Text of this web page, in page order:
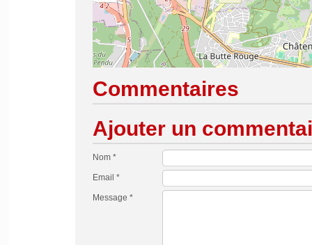
Commentaires
Ajouter un
Nom *
Email *
Message *